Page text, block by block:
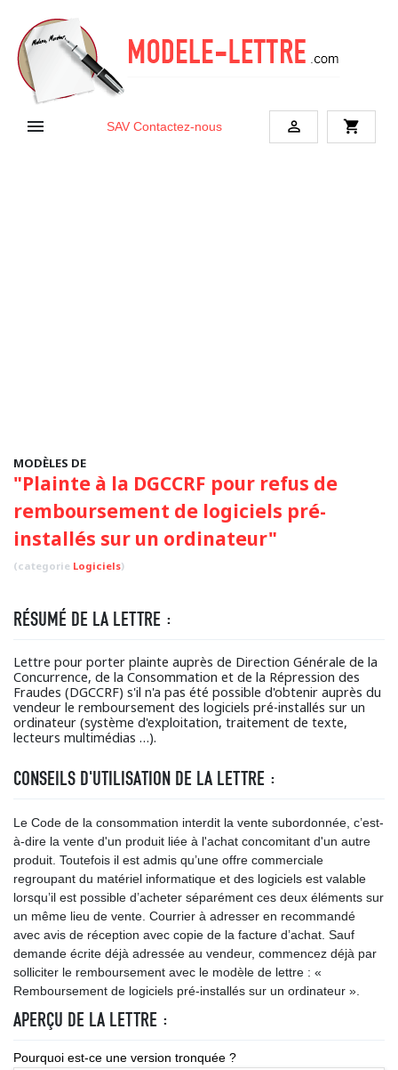
 SAV Contactez-nous  shopping_cart
MODÈLES DE
"Plainte à la DGCCRF pour refus de
remboursement de logiciels pré-
installés sur un ordinateur"
(categorie Logiciels)
RÉSUMÉ DE LA LETTRE :
Lettre pour porter plainte auprès de Direction Générale de la
Concurrence, de la Consommation et de la Répression des
Fraudes (DGCCRF) s'il n'a pas été possible d'obtenir auprès du
vendeur le remboursement des logiciels pré-installés sur un
ordinateur (système d'exploitation, traitement de texte,
lecteurs multimédias …).
CONSEILS D'UTILISATION DE LA LETTRE :
Le Code de la consommation interdit la vente subordonnée, c’est-
à-dire la vente d'un produit liée à l'achat concomitant d'un autre
produit. Toutefois il est admis qu’une offre commerciale
regroupant du matériel informatique et des logiciels est valable
lorsqu’il est possible d’acheter séparément ces deux éléments sur
un même lieu de vente. Courrier à adresser en recommandé
avec avis de réception avec copie de la facture d’achat. Sauf
demande écrite déjà adressée au vendeur, commencez déjà par
solliciter le remboursement avec le modèle de lettre : «
Remboursement de logiciels pré-installés sur un ordinateur ».
APERÇU DE LA LETTRE :
Pourquoi est-ce une version tronquée ?